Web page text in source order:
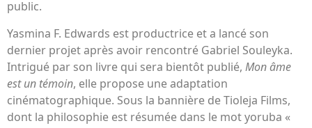
public.
Yasmina F. Edwards est productrice et a lancé son
dernier projet après avoir rencontré Gabriel Souleyka.
Intrigué par son livre qui sera bientôt publié, Mon âme
est un témoin, elle propose une adaptation
cinématographique. Sous la bannière de Tioleja Films,
dont la philosophie est résumée dans le mot yoruba «